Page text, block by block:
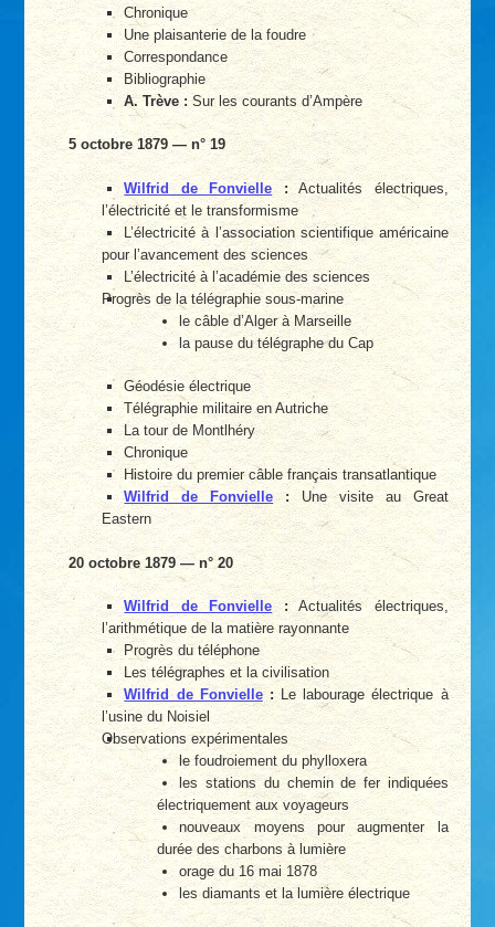
Chronique
Une plaisanterie de la foudre
Correspondance
Bibliographie
A. Trève :Sur les courants d’Ampère
5 octobre 1879 — n° 19
Wilfrid de Fonvielle :Actualités électriques,
l’électricité et le transformisme
L’électricité à l’association scientifique américaine
pour l’avancement des sciences
L’électricité à l’académie des sciences
Progrès de la télégraphie sous-marine
le câble d’Alger à Marseille
la pause du télégraphe du Cap
Géodésie électrique
Télégraphie militaire en Autriche
La tour de Montlhéry
Chronique
Histoire du premier câble français transatlantique
Wilfrid de Fonvielle : Une visite au Great
Eastern
20 octobre 1879 — n° 20
Wilfrid de Fonvielle:Actualités électriques,
l’arithmétique de la matière rayonnante
Progrès du téléphone
Les télégraphes et la civilisation
Wilfrid de Fonvielle:Le labourage électrique à
l’usine du Noisiel
Observations expérimentales
le foudroiement du phylloxera
les stations du chemin de fer indiquées
électriquement aux voyageurs
nouveaux moyens pour augmenter la
durée des charbons à lumière
orage du 16 mai 1878
les diamants et la lumière électrique